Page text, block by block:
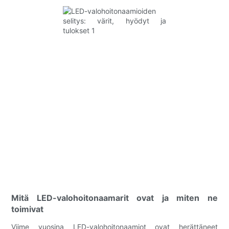
Mitä LED-valohoitonaamarit ovat ja miten ne
toimivat
Viime vuosina LED-valohoitonaamiot ovat herättäneet